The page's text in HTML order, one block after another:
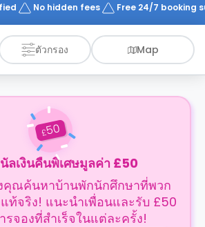
No hidden fees Free 24/7 booking
ตัวกรอง Map
£50
ลเงินคืนพิเศษมูลค่า £50
คุณค้นหาบ้านพักนักศึกษาที่พวก
แท้จริง! แนะนำเพื่อนและรับ £50
รจองที่สำเร็จในแต่ละครั้ง!